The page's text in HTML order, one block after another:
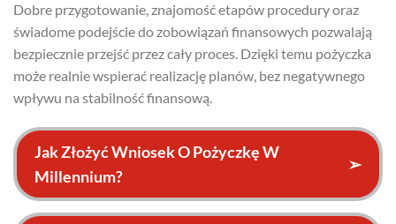
Dobre przygotowanie, znajomość etapów procedury oraz
świadome podejście do zobowiązań finansowych pozwalają
bezpiecznie przejść przez cały proces. Dzięki temu pożyczka
może realnie wspierać realizację planów, bez negatywnego
wpływu na stabilność finansową.
Jak Złożyć Wniosek O Pożyczkę W
Millennium?
➢